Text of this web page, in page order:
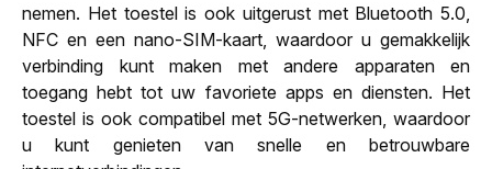
nemen. Het toestel is ook uitgerust met Bluetooth 5.0,
NFC en een nano-SIM-kaart, waardoor u gemakkelijk
verbinding kunt maken met andere apparaten en
toegang hebt tot uw favoriete apps en diensten. Het
toestel is ook compatibel met 5G-netwerken, waardoor
u kunt genieten van snelle en betrouwbare